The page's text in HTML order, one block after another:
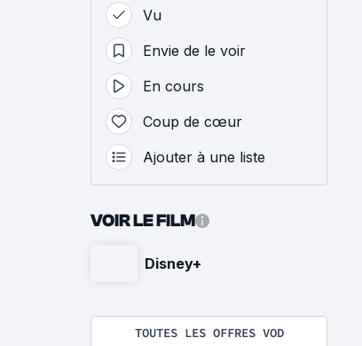
Vu
Envie de le voir
En cours
Coup de cœur
Ajouter à une liste
VOIR LE FILM
Disney+
TOUTES LES OFFRES VOD